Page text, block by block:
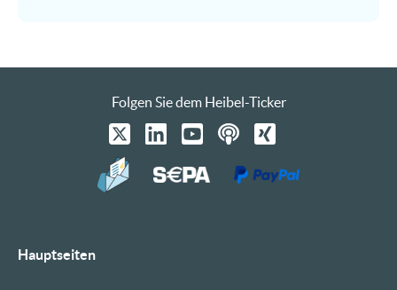
Folgen Sie dem Heibel-Ticker
Hauptseiten